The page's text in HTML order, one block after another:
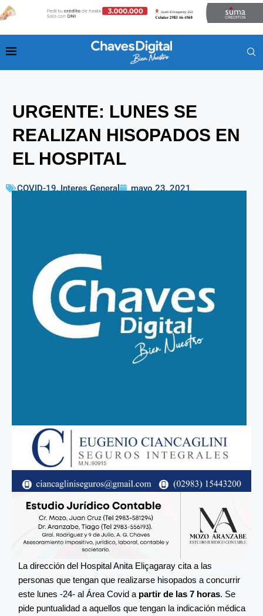
URGENTE: LUNES SE
REALIZAN HISOPADOS EN
EL HOSPITAL
COVID-19, Interes General mayo 23, 2021
La dirección del Hospital Anita Eliçagaray cita a las
personas que tengan que realizarse hisopados a concurrir
este lunes -24- al Área Covid a partir de las 7 horas. Se
pide puntualidad a aquellos que tengan la indicación médica